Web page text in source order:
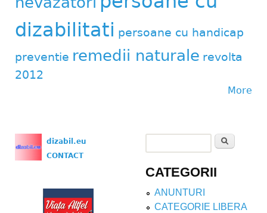
dizabilitati persoane cu handicap
preventie remedii naturale revolta
2012
More
dizabil.eu
CONTACT
Search form
CATEGORII
ANUNTURI
CATEGORIE LIBERA